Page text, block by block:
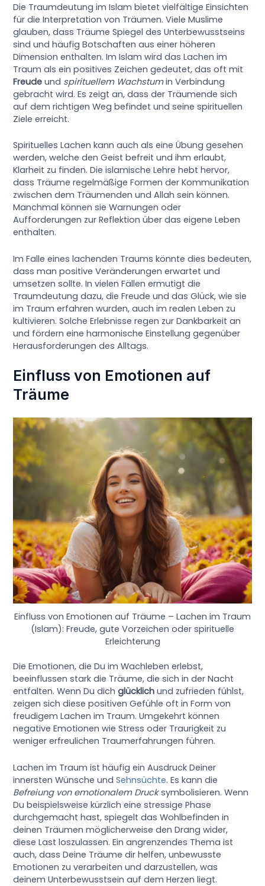
Die Traumdeutung im Islam bietet vielfältige Einsichten
für die Interpretation von Träumen. Viele Muslime
glauben, dass Träume Spiegel des Unterbewusstseins
sind und häufig Botschaften aus einer höheren
Dimension enthalten. Im Islam wird das Lachen im
Traum als ein positives Zeichen gedeutet, das oft mit
Freude und spirituellem Wachstumin Verbindung
gebracht wird. Es zeigt an, dass der Träumende sich
auf dem richtigen Weg befindet und seine spirituellen
Ziele erreicht.
Spirituelles Lachen kann auch als eine Übung gesehen
werden, welche den Geist befreit und ihm erlaubt,
Klarheit zu finden. Die islamische Lehre hebt hervor,
dass Träume regelmäßige Formen der Kommunikation
zwischen dem Träumenden und Allah sein können.
Manchmal können sie Warnungen oder
Aufforderungen zur Reflektion über das eigene Leben
enthalten.
Im Falle eines lachenden Traums könnte dies bedeuten,
dass man positive Veränderungen erwartet und
umsetzen sollte. In vielen Fällen ermutigt die
Traumdeutung dazu, die Freude und das Glück, wie sie
im Traum erfahren wurden, auch im realen Leben zu
kultivieren. Solche Erlebnisse regen zur Dankbarkeit an
und fördern eine harmonische Einstellung gegenüber
Herausforderungen des Alltags.
Einfluss von Emotionen auf
Träume
Einfluss von Emotionen auf Träume – Lachen im Traum
(Islam): Freude, gute Vorzeichen oder spirituelle
Erleichterung
Die Emotionen, die Du im Wachleben erlebst,
beeinflussen stark die Träume, die sich in der Nacht
entfalten. Wenn Du dichglücklich und zufrieden fühlst,
zeigen sich diese positiven Gefühle oft in Form von
freudigem Lachen im Traum. Umgekehrt können
negative Emotionen wie Stress oder Traurigkeit zu
weniger erfreulichen Traumerfahrungen führen.
Lachen im Traum ist häufig ein Ausdruck Deiner
innersten Wünsche undSehnsüchte. Es kann die
Befreiung von emotionalem Drucksymbolisieren. Wenn
Du beispielsweise kürzlich eine stressige Phase
durchgemacht hast, spiegelt das Wohlbefinden in
deinen Träumen möglicherweise den Drang wider,
diese Last loszulassen. Ein angrenzendes Thema ist
auch, dass Deine Träume dir helfen, unbewusste
Emotionen zu verarbeiten und darzustellen, was
deinem Unterbewusstsein auf dem Herzen liegt.